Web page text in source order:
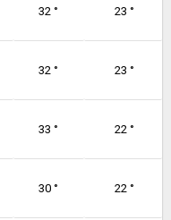
32 ° 23 °
32 ° 23 °
33 ° 22 °
30 ° 22 °